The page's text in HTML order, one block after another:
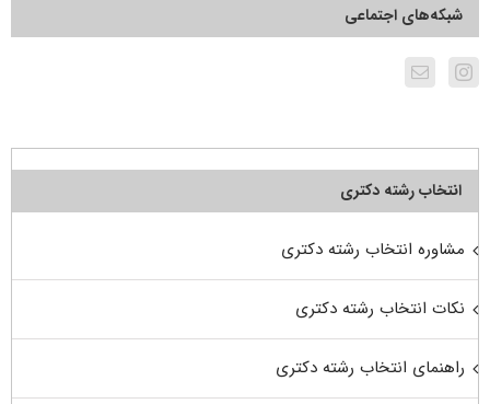
شبکه‌های اجتماعی
انتخاب رشته دکتری
مشاوره انتخاب رشته دکتری
نکات انتخاب رشته دکتری
راهنمای انتخاب رشته دکتری